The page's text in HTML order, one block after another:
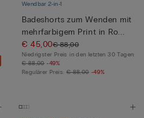
Wendbar 2-in-1
Badeshorts zum Wenden mit
mehrfarbigem Print in Ro...
€ 45,00€ 88,00
Niedrigster Preis in den letzten 30 Tagen:
€ 88,00 -49%
Regulärer Preis: € 88,00 -49%